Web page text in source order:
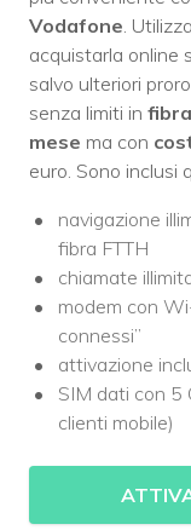
Vodafone .
acquistarla online
salvo ulteriori
senza limiti in
mese ma con
euro. Sono inclusi
navigazione
fibra FTTH
chiamate
modem con
connessi”
attivazione
SIM dati con 5
clienti mobile)